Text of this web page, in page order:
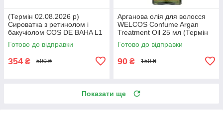
(Термін 02.08.2026 р)
Сироватка з ретинолом і
бакучіолом COS DE BAHA L1
Level 1 Bakuchiol Retinol
Serum 30 мл
Готово до відправки
354 ₴ 590 ₴
Арганова олія для волосся
WELCOS Confume Argan
Treatment Oil 25 мл (Термін
17.05.2026 р)
Готово до відправки
90 ₴ 150 ₴
Показати ще